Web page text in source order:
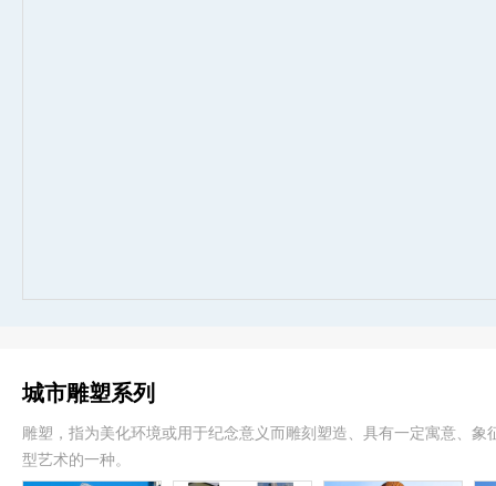
城市雕塑系列
雕塑，指为美化环境或用于纪念意义而雕刻塑造、具有一定寓意、
型艺术的一种。